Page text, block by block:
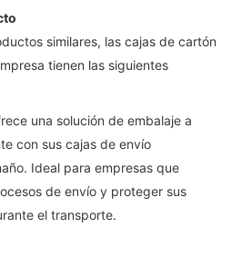
similares, las cajas de cartón
tienen las siguientes
una solución de embalaje a
con sus cajas de envío
Ideal para empresas que
de envío y proteger sus
el transporte.